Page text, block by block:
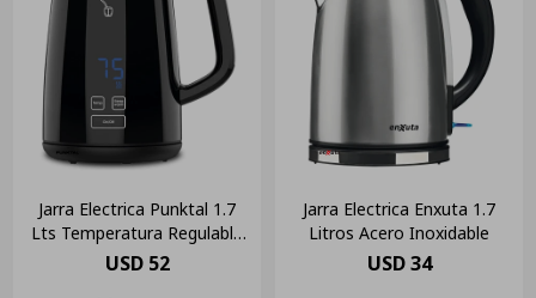
Jarra Electrica Punktal 1.7
Lts Temperatura Regulable
Pk655jd
USD 52
Jarra Electrica Enxuta 1.7
Litros Acero Inoxidable
USD 34